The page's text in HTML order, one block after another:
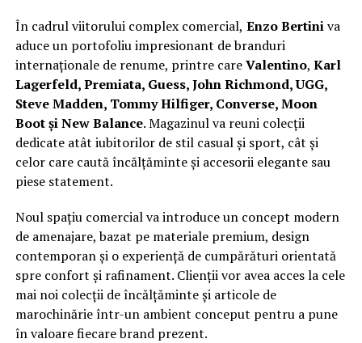
În cadrul viitorului complex comercial, Enzo Bertiniva
aduce un portofoliu impresionant de branduri
internaționale de renume, printre careValentino, Karl
Lagerfeld, Premiata, Guess, John Richmond, UGG,
Steve Madden, Tommy Hilfiger, Converse, Moon
Boot și New Balance. Magazinul va reuni colecții
dedicate atât iubitorilor de stil casual și sport, cât și
celor care caută încălțăminte și accesorii elegante sau
piese statement.
Noul spațiu comercial va introduce un concept modern
de amenajare, bazat pe materiale premium, design
contemporan și o experiență de cumpărături orientată
spre confort și rafinament. Clienții vor avea acces la cele
mai noi colecții de încălțăminte și articole de
marochinărie într-un ambient conceput pentru a pune
în valoare fiecare brand prezent.